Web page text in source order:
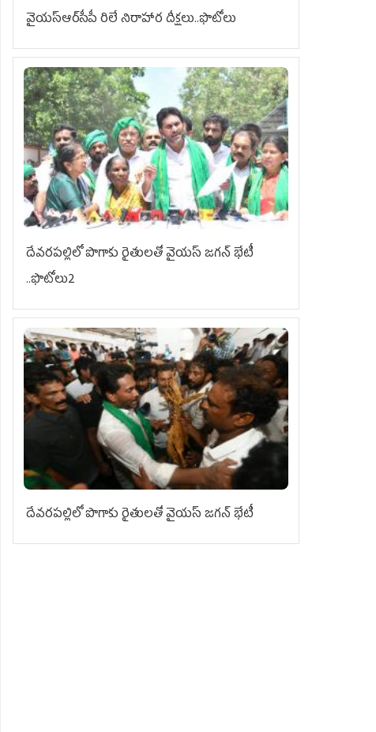
వైయ‌స్ఆర్‌సీపీ రిలే నిరాహార దీక్షలు..ఫొటోలు
దేవరపల్లిలో పొగాకు రైతులతో వైయస్ జగన్ భేటీ
..ఫొటోలు2
దేవరపల్లిలో పొగాకు రైతులతో వైయస్ జగన్ భేటీ